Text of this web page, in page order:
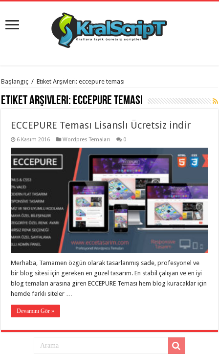
istanbul
evden
eve
organizasyon,
evden
taşımacılık,
evden
taşımacılık,
gaziantep
evden
taşımacılık,
evden
taşımacılık,
gaziantep
evden
gaziantep
evden
taşımacılık,
gaziantep
taşımacılık,
evden
Başlangıç / Etiket Arşivleri: eccepure teması
Etiket Arşivleri: eccepure teması
ECCEPURE Teması Lisanslı Ücretsiz indir
6 Kasım 2016 Wordpres Temaları 0
Merhaba, Tamamen özgün olarak tasarlanmış sade, profesyonel ve
bir blog sitesi için gereken en güzel tasarım. En stabil çalışan ve en iyi
blog temaları arasına giren ECCEPURE Teması hem blog kuracaklar için
hemde farklı siteler …
Devamını Gör »